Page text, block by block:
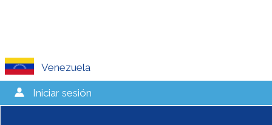
Venezuela
Iniciar sesión